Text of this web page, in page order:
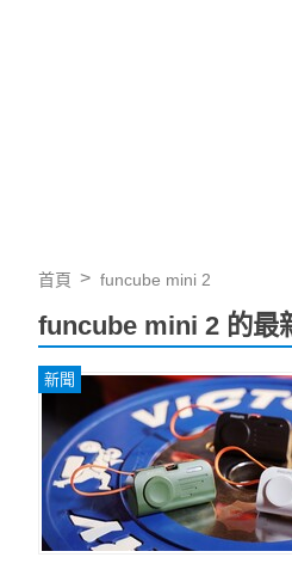
首頁 funcube mini 2
funcube mini 2 的最
新聞